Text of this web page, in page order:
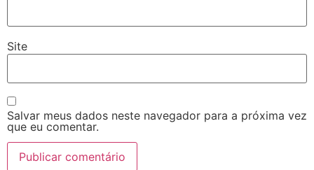
Site
Salvar meus dados neste navegador para a próxima vez
que eu comentar.